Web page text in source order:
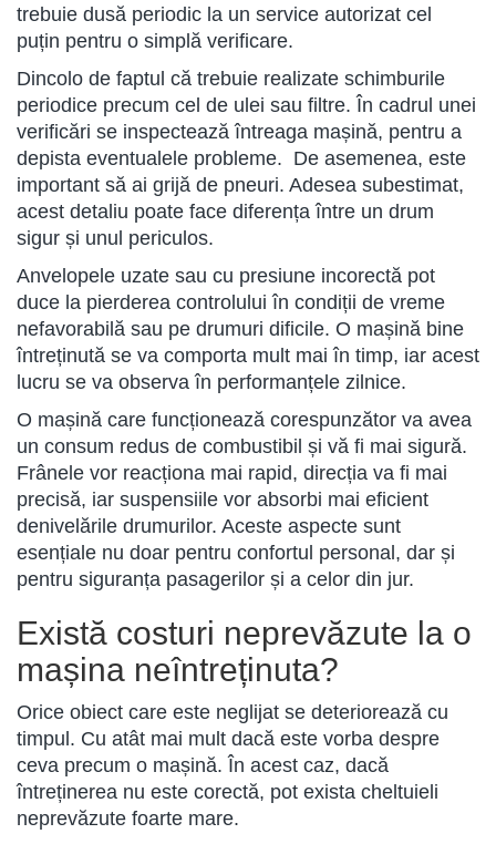
trebuie dusă periodic la un service autorizat cel
puțin pentru o simplă verificare.
Dincolo de faptul că trebuie realizate schimburile
periodice precum cel de ulei sau filtre. În cadrul unei
verificări se inspectează întreaga mașină, pentru a
depista eventualele probleme. De asemenea, este
important să ai grijă de pneuri. Adesea subestimat,
acest detaliu poate face diferența între un drum
sigur și unul periculos.
Anvelopele uzate sau cu presiune incorectă pot
duce la pierderea controlului în condiții de vreme
nefavorabilă sau pe drumuri dificile. O mașină bine
întreținută se va comporta mult mai în timp, iar acest
lucru se va observa în performanțele zilnice.
O mașină care funcționează corespunzător va avea
un consum redus de combustibil și vă fi mai sigură.
Frânele vor reacționa mai rapid, direcția va fi mai
precisă, iar suspensiile vor absorbi mai eficient
denivelările drumurilor. Aceste aspecte sunt
esențiale nu doar pentru confortul personal, dar și
pentru siguranța pasagerilor și a celor din jur.
Există costuri neprevăzute la o
mașina neîntreținuta?
Orice obiect care este neglijat se deteriorează cu
timpul. Cu atât mai mult dacă este vorba despre
ceva precum o mașină. În acest caz, dacă
întreținerea nu este corectă, pot exista cheltuieli
neprevăzute foarte mare.